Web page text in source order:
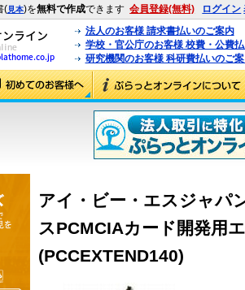
(見本)を無料で作成できます 会員登録(無料) ログイン
法人のお客様 請求書払いのご案内
学校・官公庁のお客様 校費・公費
研究機関のお客様 科研費払いのご
アイ・ビー・エスジャパ
スPCMCIAカード開発用
(PCCEXTEND140)